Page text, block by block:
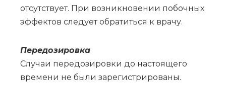
отсутствует. При возникновении побочных
эффектов следует обратиться к врачу.
Пе­ре­до­зи­ров­ка
Слу­чаи пе­ре­до­зи­ров­ки до на­сто­я­ще­го
вре­ме­ни не бы­ли за­ре­ги­стри­ро­ва­ны.